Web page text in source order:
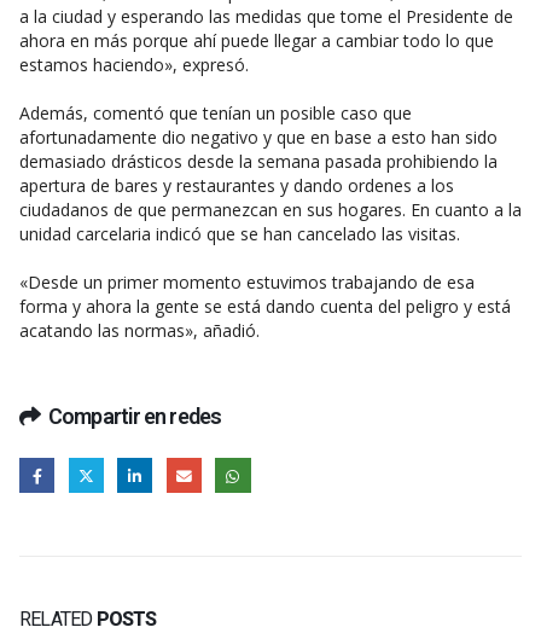
a la ciudad y esperando las medidas que tome el Presidente de
ahora en más porque ahí puede llegar a cambiar todo lo que
estamos haciendo», expresó.
Además, comentó que tenían un posible caso que
afortunadamente dio negativo y que en base a esto han sido
demasiado drásticos desde la semana pasada prohibiendo la
apertura de bares y restaurantes y dando ordenes a los
ciudadanos de que permanezcan en sus hogares. En cuanto a la
unidad carcelaria indicó que se han cancelado las visitas.
«Desde un primer momento estuvimos trabajando de esa
forma y ahora la gente se está dando cuenta del peligro y está
acatando las normas», añadió.
Compartir en redes
RELATED POSTS